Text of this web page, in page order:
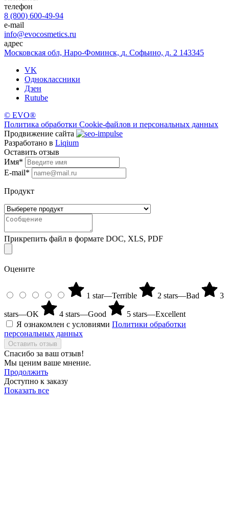
телефон
8 (800) 600-49-94
e-mail
info@evocosmetics.ru
адрес
Московская обл, Наро-Фоминск, д. Софьино, д. 2 143345
VK
Одноклассники
Дзен
Rutube
© EVO®
Политика обработки Cookie-файлов и персональных данных
Продвижение сайта
Разработано в Liqium
Оставить отзыв
Имя*
E-mail*
Продукт
Прикрепить файл в формате DOC, XLS, PDF
Оцените
1 star—Terrible 2 stars—Bad 3
stars—OK 4 stars—Good
5 stars—Excellent
Я ознакомлен с условиями Политики обработки
персональных данных
Оставить отзыв
Спасибо за ваш отзыв!
Мы ценим ваше мнение.
Продолжить
Доступно к заказу
Показать все